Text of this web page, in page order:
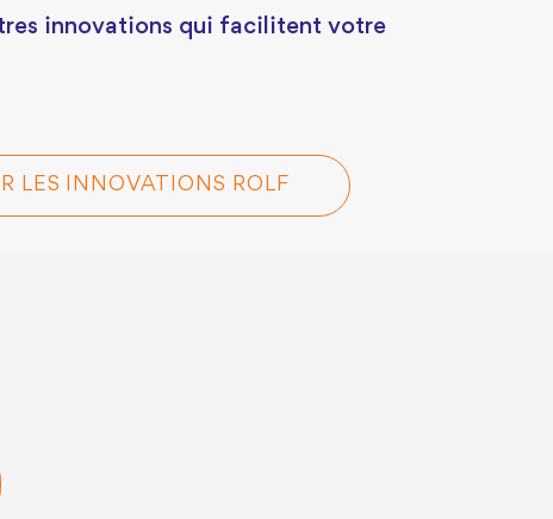
innovations qui facilitent votre
LES INNOVATIONS ROLF